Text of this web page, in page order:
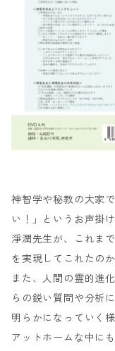
神智学や秘教の大家
い！」というお声掛
淨潤先生が、これま
を実現してこれたの
また、人間の霊的進
らの鋭い質問や分析
明らかになっていく様
アットホームな中に